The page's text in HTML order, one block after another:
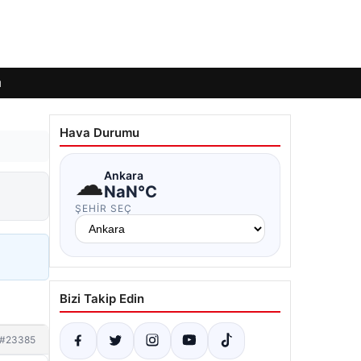
#23385
Hava Durumu
☁Ankara
NaN°C
ŞEHIR SEÇ
Bizi Takip Edin